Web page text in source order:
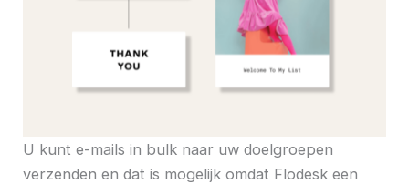
U kunt e-mails in bulk naar uw doelgroepen
verzenden en dat is mogelijk omdat Flodesk een